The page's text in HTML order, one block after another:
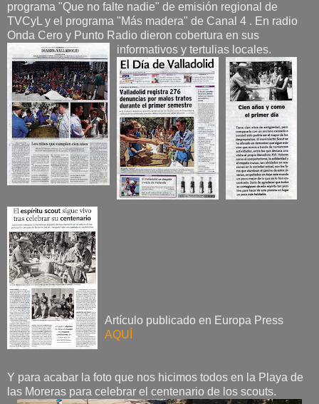
programa "Que no falte nadie" de emisión regional de
TVCyL y el programa "Más madera" de Canal 4 . En radio
Onda Cero y Punto Radio dieron cobertura en sus
informativos y tertulias locales.
Artículo publicado en Europa Press
AQUÍ
Y para acabar la foto que nos hicimos todos en la Playa de
las Moreras para celebrar el centenario de los scouts.